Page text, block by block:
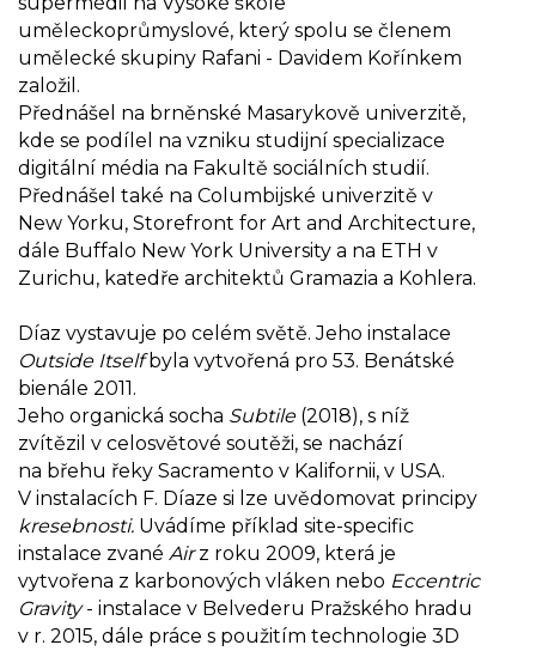
uměleckoprůmyslové, který spolu se členem
umělecké skupiny Rafani - Davidem Kořínkem
založil.
Přednášel na brněnské Masarykově univerzitě,
kde se podílel na vzniku studijní specializace
digitální média na Fakultě sociálních studií.
Přednášel také na Columbijské univerzitě v
New Yorku, Storefront for Art and Architecture,
dále Buffalo New York University a na ETH v
Zurichu, katedře architektů Gramazia a Kohlera.
Díaz vystavuje po celém světě. Jeho instalace
Outside Itselfbyla vytvořená pro 53. Benátské
bienále 2011.
Jeho organická socha Subtile (2018), s níž
zvítězil v celosvětové soutěži, se nachází
na břehu řeky Sacramento v Kalifornii, v USA.
V instalacích F. Díaze si lze uvědomovat principy
kresebnosti. Uvádíme příklad site-specific
instalace zvané Airz roku 2009, která je
vytvořena z karbonových vláken nebo Eccentric
Gravity- instalace v Belvederu Pražského hradu
v r. 2015, dále práce s použitím technologie 3D